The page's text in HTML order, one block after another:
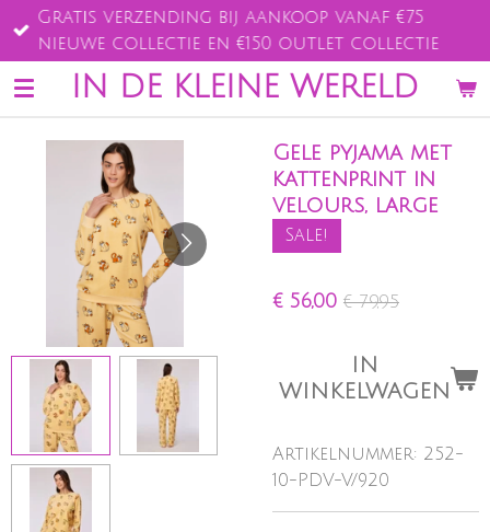
Ga
direct
naar
de
IN DE KLEINE WERELD
Gratis verzending bij aankoop vanaf €75
nieuwe collectie en €150 outlet collectie
Gele pyjama met
kattenprint in
velours, large
Sale!
€ 56,00 € 79,95
IN
WINKELWAGEN
Artikelnummer: 252-
10-PDV-V/920